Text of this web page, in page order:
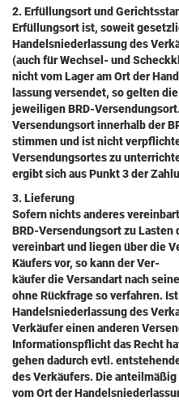
2. Erfüllungsort und
Erfüllungsort ist, soweit
Handelsniederlassung des
(auch für Wechsel- und
nicht vom Lager am Ort der
lassung versendet, so gelten
jeweiligen BRD-
Versendungsort innerhalb der
stimmen und ist nicht
Versendungsortes zu
ergibt sich aus Punkt 3 der
3. Lieferung
Sofern nichts anderes
BRD-Versendungsort zu
vereinbart und liegen über die
Käufers vor, so kann der Ver-
käufer die Versandart nach
ohne Rückfrage so verfahren.
Handelsniederlassung des
Verkäufer einen anderen
Informationspflicht das Recht
gehen dadurch evtl.
des Verkäufers. Die
vom Ort der